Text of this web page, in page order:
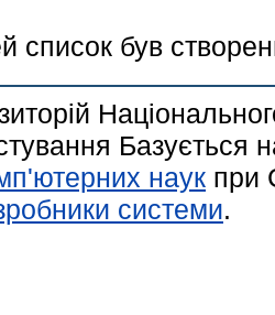
список був
Базується
наук при
системи.